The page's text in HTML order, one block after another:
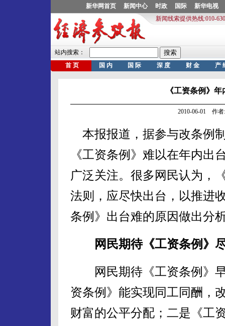
《工资条例》
2010-06-01 作者
本报报道，据参与改条例
《工资条例》难以在年内出
广泛关注。很多网民认为，
法则，应尽快出台，以推进
条例》出台难的原因做出分
网民期待《工资条例》
网民期待《工资条例》早
资条例》能实现同工同酬，
财富的公平分配；二是《工